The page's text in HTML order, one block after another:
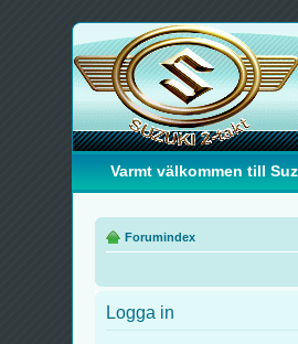
Varmt välkommen till
Forumindex
Logga in